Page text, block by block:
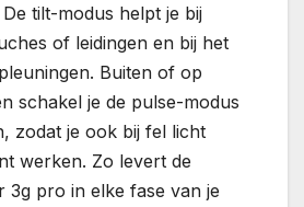
tilt-modus helpt je bij
of leidingen en bij het
Buiten of op
schakel je de pulse-modus
zodat je ook bij fel licht
werken. Zo levert de
3g pro in elke fase van je